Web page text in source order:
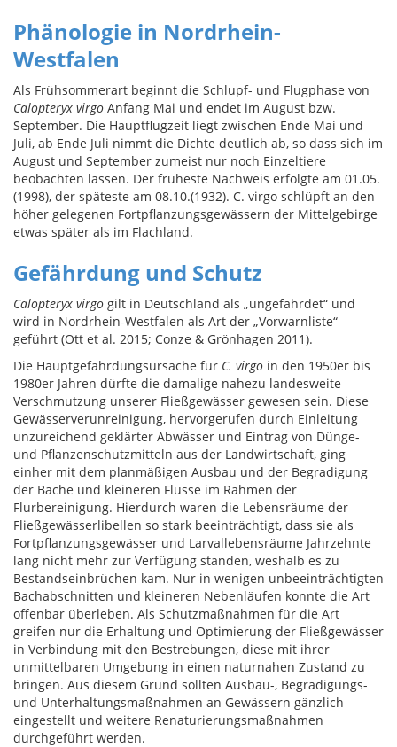
Phänologie in Nordrhein-
Westfalen
Als Frühsommerart beginnt die Schlupf- und Flugphase von
Calopteryx virgo Anfang Mai und endet im August bzw.
September. Die Hauptflugzeit liegt zwischen Ende Mai und
Juli, ab Ende Juli nimmt die Dichte deutlich ab, so dass sich im
August und September zumeist nur noch Einzeltiere
beobachten lassen. Der früheste Nachweis erfolgte am 01.05.
(1998), der späteste am 08.10.(1932). C. virgo schlüpft an den
höher gelegenen Fortpflanzungsgewässern der Mittelgebirge
etwas später als im Flachland.
Gefährdung und Schutz
Calopteryx virgo gilt in Deutschland als „ungefährdet“ und
wird in Nordrhein-Westfalen als Art der „Vorwarnliste“
geführt (Ott et al. 2015; Conze & Grönhagen 2011).
Die Hauptgefährdungsursache für C. virgo in den 1950er bis
1980er Jahren dürfte die damalige nahezu landesweite
Verschmutzung unserer Fließgewässer gewesen sein. Diese
Gewässerverunreinigung, hervorgerufen durch Einleitung
unzureichend geklärter Abwässer und Eintrag von Dünge-
und Pflanzenschutzmitteln aus der Landwirtschaft, ging
einher mit dem planmäßigen Ausbau und der Begradigung
der Bäche und kleineren Flüsse im Rahmen der
Flurbereinigung. Hierdurch waren die Lebensräume der
Fließgewässerlibellen so stark beeinträchtigt, dass sie als
Fortpflanzungsgewässer und Larvallebensräume Jahrzehnte
lang nicht mehr zur Verfügung standen, weshalb es zu
Bestandseinbrüchen kam. Nur in wenigen unbeeinträchtigten
Bachabschnitten und kleineren Nebenläufen konnte die Art
offenbar überleben. Als Schutzmaßnahmen für die Art
greifen nur die Erhaltung und Optimierung der Fließgewässer
in Verbindung mit den Bestrebungen, diese mit ihrer
unmittelbaren Umgebung in einen naturnahen Zustand zu
bringen. Aus diesem Grund sollten Ausbau-, Begradigungs-
und Unterhaltungsmaßnahmen an Gewässern gänzlich
eingestellt und weitere Renaturierungsmaßnahmen
durchgeführt werden.